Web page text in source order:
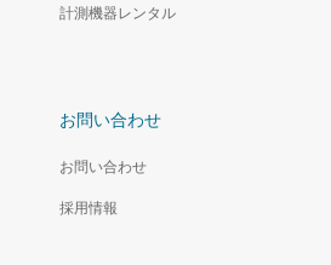
計測機器レンタル
お問い合わせ
お問い合わせ
採用情報